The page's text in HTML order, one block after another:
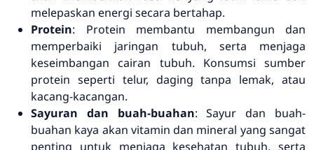
melepaskan energi secara bertahap.
Protein: Protein membantu membangun dan
memperbaiki jaringan tubuh, serta menjaga
keseimbangan cairan tubuh. Konsumsi sumber
protein seperti telur, daging tanpa lemak, atau
kacang-kacangan.
Sayuran dan buah-buahan: Sayur dan buah-
buahan kaya akan vitamin dan mineral yang sangat
penting untuk menjaga kesehatan tubuh, serta